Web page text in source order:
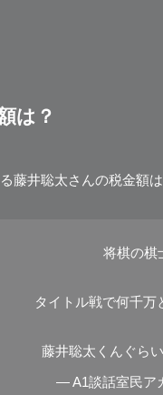
は？
藤井聡太さんの税金額
将棋の棋
タイトル戦で何千
藤井聡太くんぐら
— A1談話室民ア